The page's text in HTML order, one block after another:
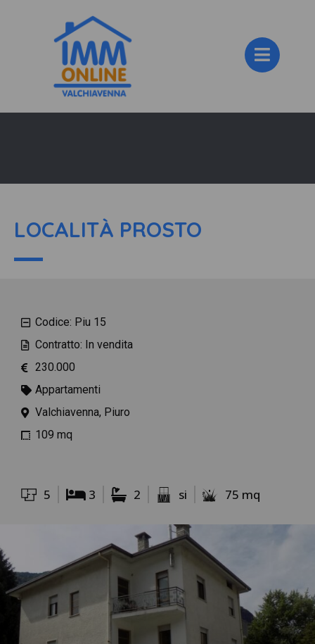
LOCALITÀ PROSTO
Codice: Piu 15
Contratto: In vendita
230.000
Appartamenti
Valchiavenna, Piuro
109 mq
5 3 2 si 75 mq